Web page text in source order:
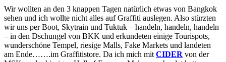
Wir wollten an den 3 knappen Tagen natürlich etwas von Bangkok
sehen und ich wollte nicht alles auf Graffiti auslegen. Also stürzten
wir uns per Boot, Skytrain und Tuktuk – handeln, handeln, handeln
– in den Dschungel von BKK und erkundeten einige Tourispots,
wunderschöne Tempel, riesige Malls, Fake Markets und landeten
am Ende…….im Graffitistore. Da ich mich mit CIDER von der